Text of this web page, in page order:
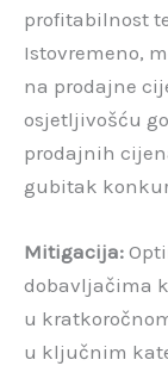
profitabilnost
Istovremeno,
na prodajne
osjetljivošću
prodajnih
gubitak
Mitigacija:
dobavljačima
u
u ključnim